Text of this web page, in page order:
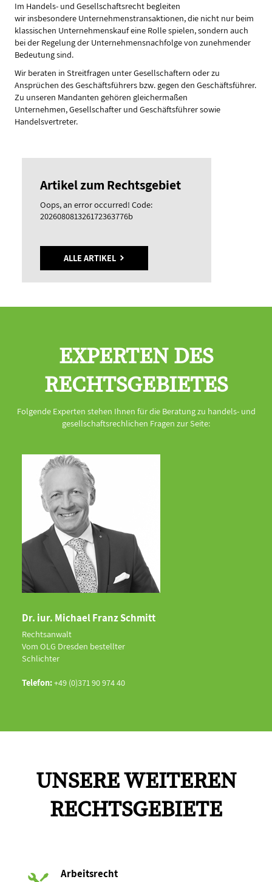
Im Handels- und Gesellschaftsrecht begleiten
wir insbesondere Unternehmenstransaktionen, die nicht nur beim
klassischen Unternehmenskauf eine Rolle spielen, sondern auch
bei der Regelung der Unternehmensnachfolge von zunehmender
Bedeutung sind.
Wir beraten in Streitfragen unter Gesellschaftern oder zu
Ansprüchen des Geschäftsführers bzw. gegen den Geschäftsführer.
Zu unseren Mandanten gehören gleichermaßen
Unternehmen, Gesellschafter und Geschäftsführer sowie
Handelsvertreter.
Artikel zum Rechtsgebiet
Oops, an error occurred! Code:
202608081326172363776b
ALLE ARTIKEL
EXPERTEN DES
RECHTSGEBIETES
Folgende Experten stehen Ihnen für die Beratung zu handels- und
gesellschaftsrechlichen Fragen zur Seite:
Dr. iur. Michael Franz Schmitt
Rechtsanwalt
Vom OLG Dresden bestellter
Schlichter
Telefon:+49 (0)371 90 974 40
UNSERE WEITEREN
RECHTSGEBIETE
Arbeitsrecht